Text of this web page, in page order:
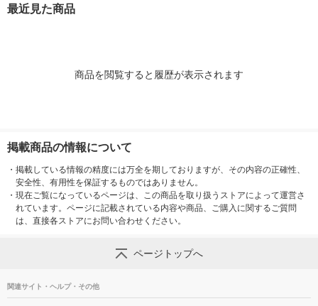
最近見た商品
商品を閲覧すると履歴が表示されます
掲載商品の情報について
・ 掲載している情報の精度には万全を期しておりますが、その内容の正確性、
安全性、有用性を保証するものではありません。
・ 現在ご覧になっているページは、この商品を取り扱うストアによって運営さ
れています。ページに記載されている内容や商品、ご購入に関するご質問
は、直接各ストアにお問い合わせください。
ページトップへ
関連サイト・ヘルプ・その他